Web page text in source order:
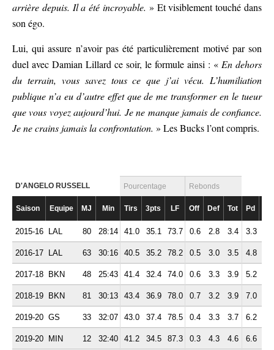
arrière depuis. Il a été incroyable. » Et visiblement touché dans
son égo.
Lui, qui assure n’avoir pas été particulièrement motivé par son
duel avec Damian Lillard ce soir, le formule ainsi : « En dehors
du terrain, vous savez tous ce que j’ai vécu. L’humiliation
publique n’a eu d’autre effet que de me transformer en le tueur
que vous voyez aujourd’hui. Je ne manque jamais de confiance.
Je ne crains jamais la confrontation. » Les Bucks l’ont compris.
D'ANGELO RUSSELL Pourcentage Rebonds
Saison Equipe MJ Min Tirs 3pts LF Off Def Tot Pd
2015-16 LAL 80 28:14 41.0 35.1 73.7 0.6 2.8 3.4 3.3
2016-17 LAL 63 30:16 40.5 35.2 78.2 0.5 3.0 3.5 4.8
2017-18 BKN 48 25:43 41.4 32.4 74.0 0.6 3.3 3.9 5.2
2018-19 BKN 81 30:13 43.4 36.9 78.0 0.7 3.2 3.9 7.0
2019-20 GS 33 32:07 43.0 37.4 78.5 0.4 3.3 3.7 6.2
2019-20 MIN 12 32:40 41.2 34.5 87.3 0.3 4.3 4.6 6.6